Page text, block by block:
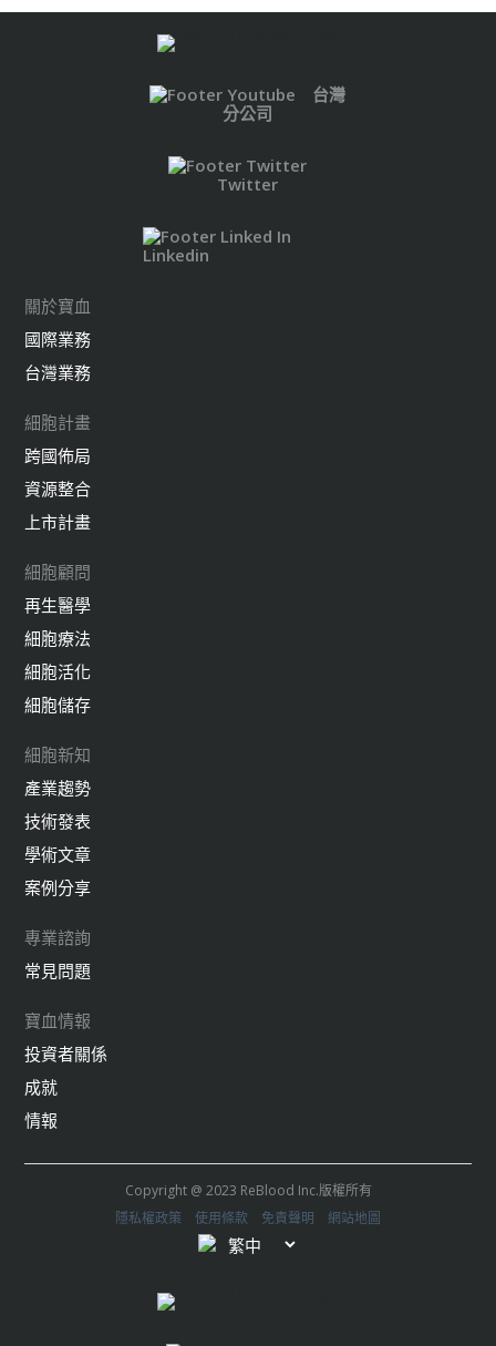
台灣
分公司
Twitter
Linkedin
關於寶血
國際業務
台灣業務
細胞計畫
跨國佈局
資源整合
上市計畫
細胞顧問
再生醫學
細胞療法
細胞活化
細胞儲存
細胞新知
產業趨勢
技術發表
學術文章
案例分享
專業諮詢
常見問題
寶血情報
投資者關係
成就
情報
Copyright @ 2023 ReBlood Inc.版權所有
隱私權政策
使用條款 免責聲明 網站地圖